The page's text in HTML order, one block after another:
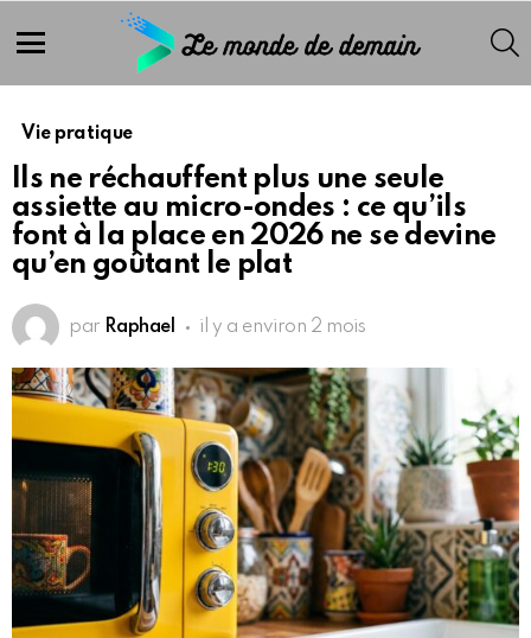
Vie pratique
Ils ne réchauffent plus une seule
assiette au micro-ondes : ce qu’ils
font à la place en 2026 ne se devine
qu’en goûtant le plat
par Raphael il y a environ 2 mois